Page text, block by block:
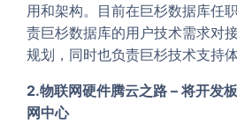
用和架构。目前在巨杉数据库任
责巨杉数据库的用户技术需求对
规划，同时也负责巨杉技术支持体
2.物联网硬件腾云之路 – 将开发
网中心